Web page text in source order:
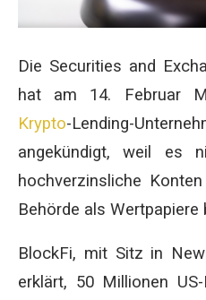
Die Securities and
hat am 14. Februar
Krypto-Lending-
angekündigt, weil es
hochverzinsliche
Behörde als Wertpapiere
BlockFi, mit Sitz in
erklärt, 50 Millionen